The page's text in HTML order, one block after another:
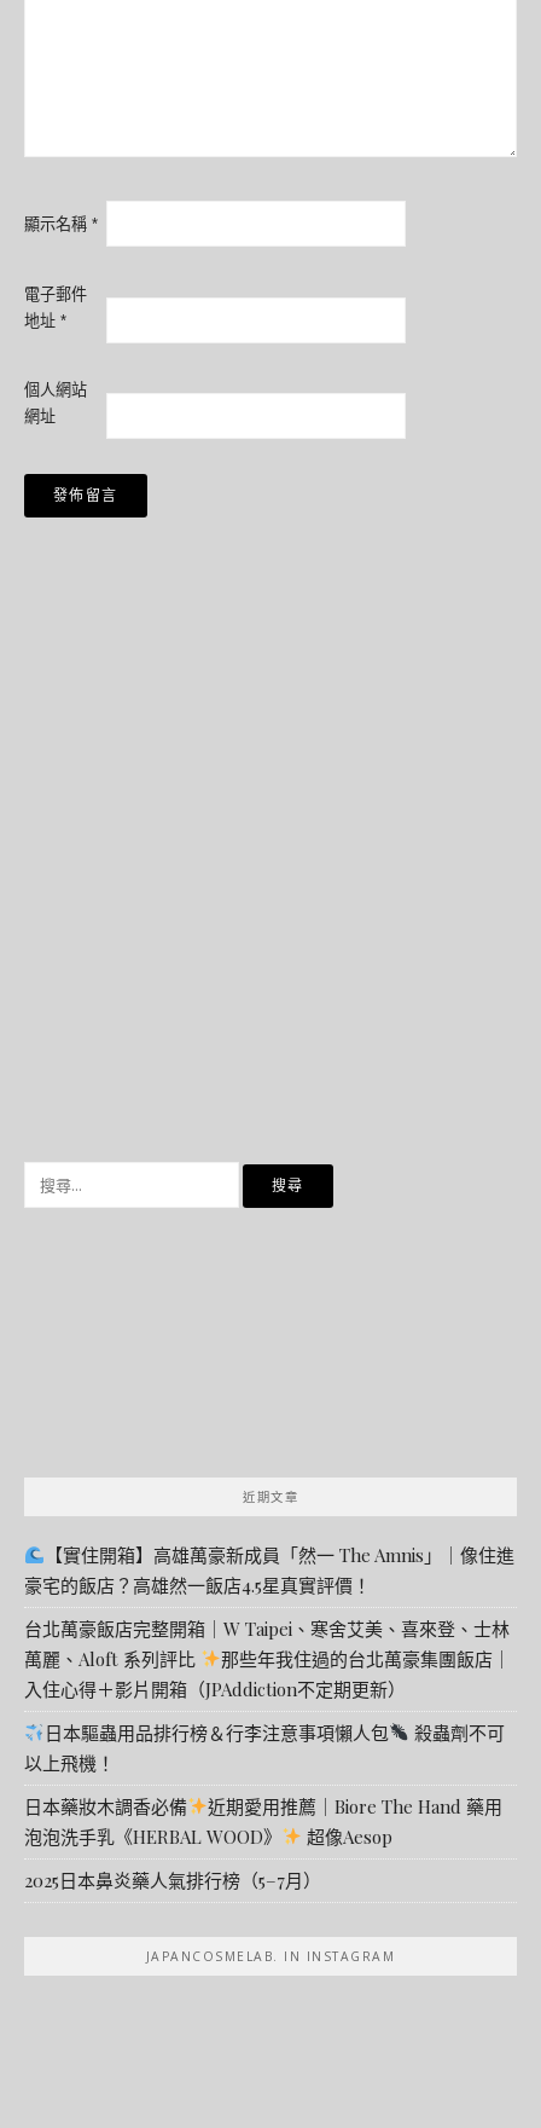
顯示名稱 *
電子郵件
地址 *
個人網站
網址
近期文章
【實住開箱】高雄萬豪新成員「然一 The Amnis」｜像住進
豪宅的飯店？高雄然一飯店4.5星真實評價！
台北萬豪飯店完整開箱｜W Taipei、寒舍艾美、喜來登、士林
萬麗、Aloft 系列評比
那些年我住過的台北萬豪集團飯店｜
入住心得＋影片開箱（JPAddiction不定期更新）
日本驅蟲用品排行榜＆行李注意事項懶人包
殺蟲劑不可
以上飛機！
日本藥妝木調香必備
近期愛用推薦｜Biore The Hand 藥用
泡泡洗手乳《HERBAL WOOD》
超像Aesop
2025日本鼻炎藥人氣排行榜（5–7月）
JAPANCOSMELAB. IN INSTAGRAM